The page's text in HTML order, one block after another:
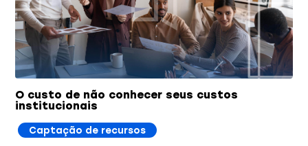
O custo de não conhecer seus custos
institucionais
Captação de recursos